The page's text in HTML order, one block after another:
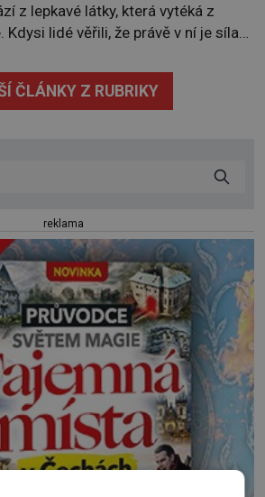
z lepkavé látky, která vytéká z
Kdysi lidé věřili, že právě v ní je síla
strom před infekcí, hmyzem a
říct, že je to přírodní […]
ČLÁNKY Z RUBRIKY
reklama